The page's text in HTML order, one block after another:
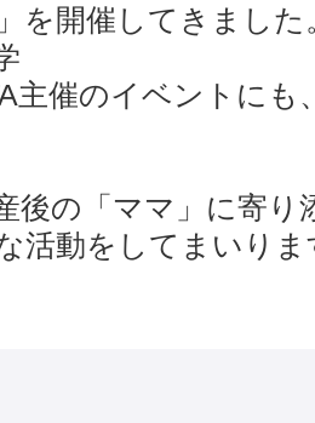
を開催してきまし
主催のイベントに
後の「ママ」に寄り
活動をしてまいりま